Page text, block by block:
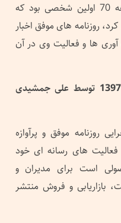
ایرج جمشیدی پیشتر در اوایل دهه 70 اولین شخصی بود که
روزنامه های موفق اخبار
ها و فعالیت وی در آن
تجارت آسیا» در سال 1397 توسط علی جمشیدی
اجرایی روزنامه موفق و پرآوازه
های رسانه ای خود
است برای مدیران و
بازاریابی و فروش منتشر